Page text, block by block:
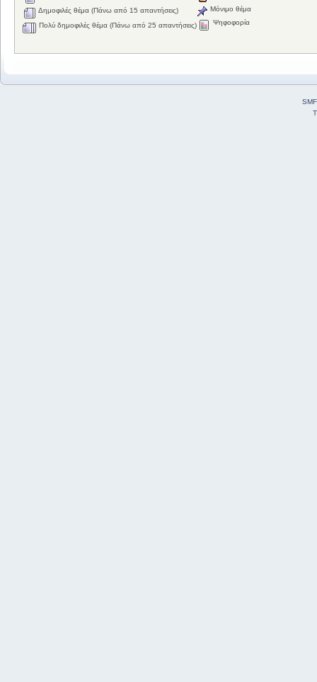
Δημοφιλές θέμα (Πάνω από 15 απαντήσεις)
Πολύ δημοφιλές θέμα (Πάνω από 25 απαντήσεις)
Μόνιμο θέμα
Ψηφοφορία